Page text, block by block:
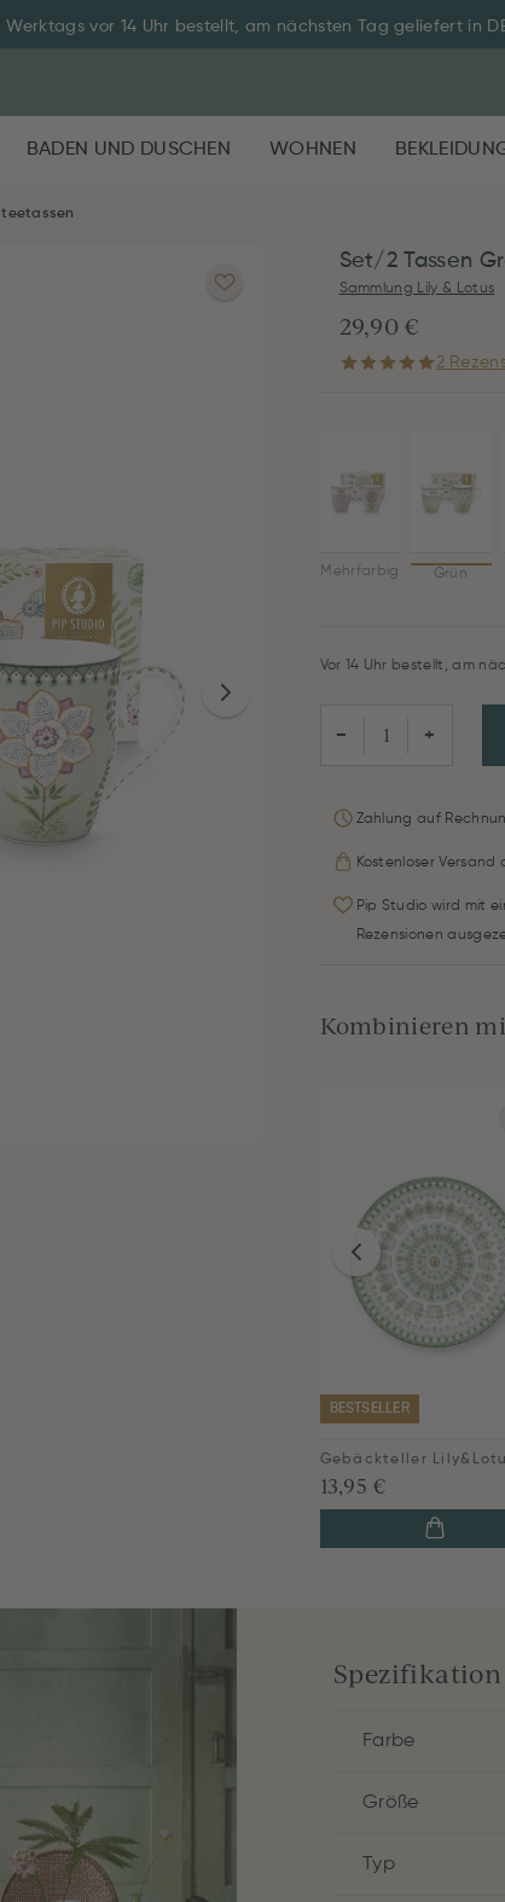
Werktags vor 14 Uhr bestellt, am nächsten Tag geliefert in
BADEN UND DUSCHEN WOHNEN
teetassen
Set/2 Tassen
Sammlung Lily & Lotus
29,90 €
2
Mehrfarbig Grün
Vor 14 Uhr bestellt, am
− +
Zahlung auf
Kostenloser Versand
Pip Studio wird mit
Rezensionen
Kombinieren
BESTSELLER
13,95 €
Spezifikation
Farbe
Größe
Typ